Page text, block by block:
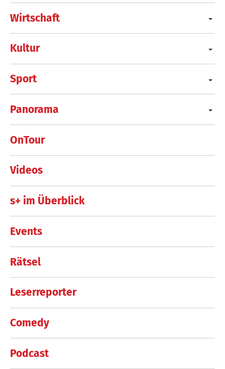
Wirtschaft
Kultur
Sport
Panorama
OnTour
Videos
s+ im Überblick
Events
Rätsel
Leserreporter
Comedy
Podcast